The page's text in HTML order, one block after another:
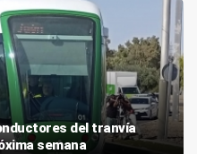
del tranvía
semana